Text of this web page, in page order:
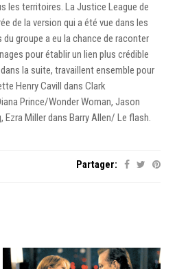
les territoires. La Justice League de
de la version qui a été vue dans les
groupe a eu la chance de raconter
pour établir un lien plus crédible
la suite, travaillent ensemble pour
Henry Cavill dans Clark
Prince/Wonder Woman, Jason
Miller dans Barry Allen/ Le flash.
Partager: